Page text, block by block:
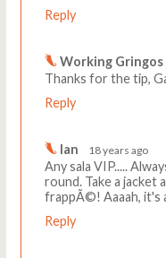
Reply
Working Gringos
Thanks for the tip,
Reply
Ian 18 years ago
Any sala VIP.....
round. Take a jacket
frappÃ©! Aaaah, it's
Reply